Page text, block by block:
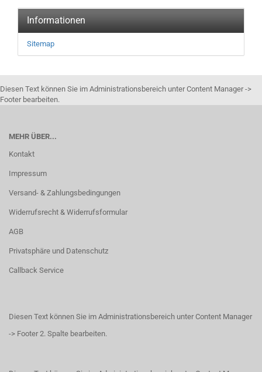
Informationen
Sitemap
Diesen Text können Sie im Administrationsbereich unter Content Manager ->
Footer bearbeiten.
MEHR ÜBER...
Kontakt
Impressum
Versand- & Zahlungsbedingungen
Widerrufsrecht & Widerrufsformular
AGB
Privatsphäre und Datenschutz
Callback Service
Diesen Text können Sie im Administrationsbereich unter Content Manager
-> Footer 2. Spalte bearbeiten.